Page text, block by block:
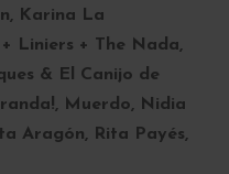
Karina La
Liniers + The Nada,
& El Canijo de
Muerdo, Nidia
Aragón, Rita Payés,